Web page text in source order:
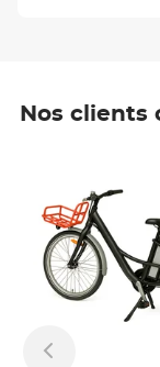
Nos clients